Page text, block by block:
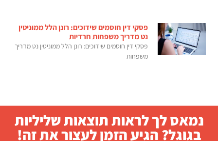
פסקי דין חוסמים שידוכים: רונן הלל ממוניטין
נט מדריך משפחות חרדיות
פסקי דין חוסמים שידוכים: רונן הלל ממוניטין נט מדריך
משפחות
נמאס לך לראות תוצאות שליליות
בגוגל? הגיע הזמן לעצור את זה!